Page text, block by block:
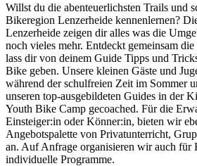
Willst du die abenteuerlichsten Trails und
Bikeregion Lenzerheide kennenlernen?
Lenzerheide zeigen dir alles was die
noch vieles mehr. Entdeckt gemeinsam
lass dir von deinem Guide Tipps und
Bike geben. Unsere kleinen Gäste und
während der schulfreien Zeit im Sommer
unseren top-ausgebildeten Guides in der
Youth Bike Camp gecoached. Für die
Einsteiger:in oder Könner:in, bieten wir
Angebotspalette von Privatunterricht,
an. Auf Anfrage organisieren wir auch für
individuelle Programme.